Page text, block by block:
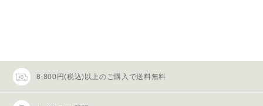
8,800円(税込)以上のご購入で送料無料